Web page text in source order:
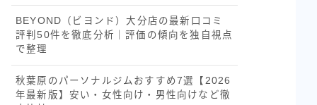
BEYOND（ビヨンド）大分店の最新口コミ
評判50件を徹底分析｜評価の傾向を独自視点
で整理
秋葉原のパーソナルジムおすすめ7選【2026
年最新版】安い・女性向け・男性向けなど徹